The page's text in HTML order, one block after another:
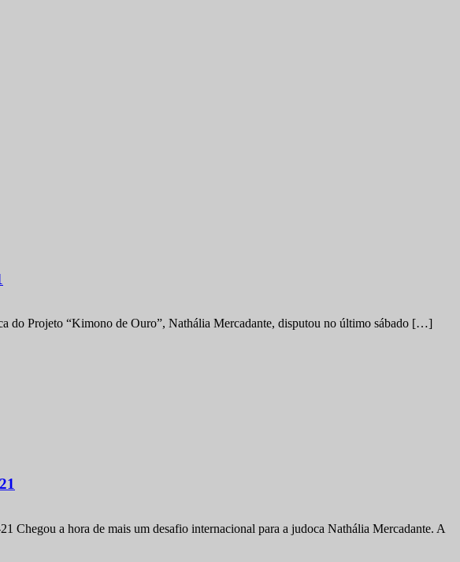
do Projeto “Kimono de Ouro”, Nathália Mercadante, disputou no último sábado […]